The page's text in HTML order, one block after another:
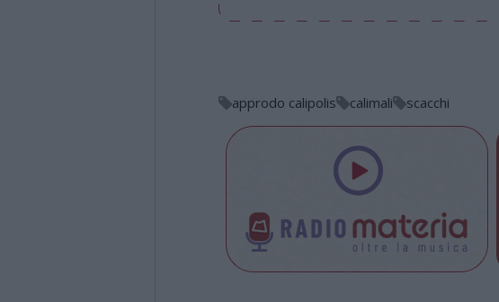
approdo calipolis calimali scacchi